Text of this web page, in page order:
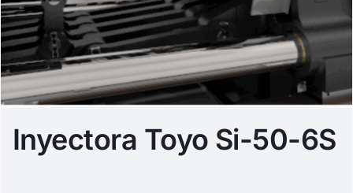
Inyectora Toyo Si-50-6S